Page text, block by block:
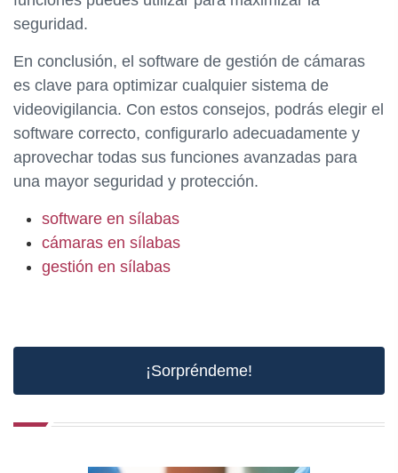
seguridad.
En conclusión, el software de gestión de cámaras
es clave para optimizar cualquier sistema de
videovigilancia. Con estos consejos, podrás elegir el
software correcto, configurarlo adecuadamente y
aprovechar todas sus funciones avanzadas para
una mayor seguridad y protección.
software en sílabas
cámaras en sílabas
gestión en sílabas
¡Sorpréndeme!